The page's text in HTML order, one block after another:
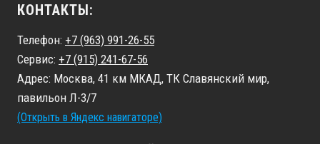
КОНТАКТЫ:
Телефон: +7 (963) 991-26-55
Сервис: +7 (915) 241-67-56
Адрес: Москва, 41 км МКАД, ТК Славянский мир,
павильон Л-3/7
(Открыть в Яндекс навигаторе)